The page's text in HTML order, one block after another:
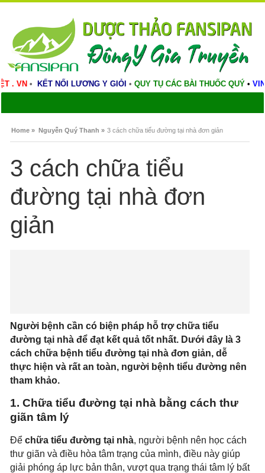
Y VIỆT . VN •KẾT NỐI LƯƠNG Y GIỎI•QUY TỤ CÁC BÀI THUỐC
Home » Nguyễn Quý Thanh » 3 cách chữa tiểu đường tại nhà đơn giản
3 cách chữa tiểu
đường tại nhà đơn
giản
Người bệnh cần có biện pháp hỗ trợ chữa tiểu
đường tại nhà để đạt kết quả tốt nhất. Dưới đây là 3
cách chữa bệnh tiểu đường tại nhà đơn giản, dễ
thực hiện và rất an toàn, người bệnh tiểu đường nên
tham khảo.
1. Chữa tiểu đường tại nhà bằng cách thư
giãn tâm lý
Để chữa tiểu đường tại nhà, người bệnh nên học cách
thư giãn và điều hòa tâm trạng của mình, điều này giúp
giải phóng áp lực bản thân, vượt qua trạng thái tâm lý bất